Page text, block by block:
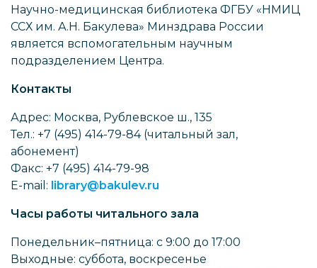
Научно-медицинская библиотека ФГБУ «НМИЦ
ССХ им. А.Н. Бакулева» Минздрава России
является вспомогательным научным
подразделением Центра.
Контакты
Адрес: Москва, Рублевское ш., 135
Тел.: +7 (495) 414-79-84 (читальный зал,
абонемент)
Факс: +7 (495) 414-79-98
E-mail: library@bakulev.ru
Часы работы читального зала
Понедельник–пятница: с 9:00 до 17:00
Выходные: суббота, воскресенье